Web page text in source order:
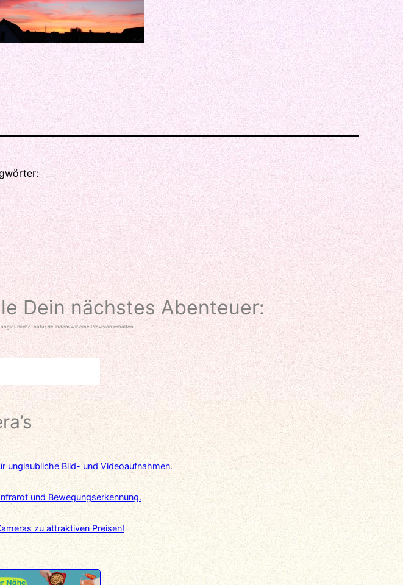
Dein nächstes Abenteuer:
natur.de indem wir eine Provision erhalten.
unglaubliche Bild- und Videoaufnahmen.
und Bewegungserkennung.
zu attraktiven Preisen!